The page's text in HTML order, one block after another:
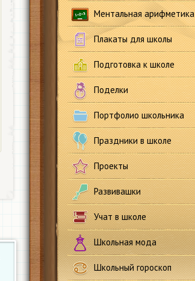
Ментальная арифметика
Плакаты для школы
Подготовка к школе
Поделки
Портфолио школьника
Праздники в школе
Проекты
Развивашки
Учат в школе
Школьная мода
Школьный гороскоп